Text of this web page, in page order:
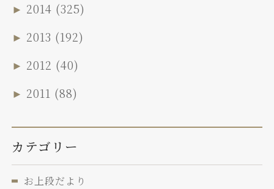
► 2014 (325)
► 2013 (192)
► 2012 (40)
► 2011 (88)
カテゴリー
お上段だより